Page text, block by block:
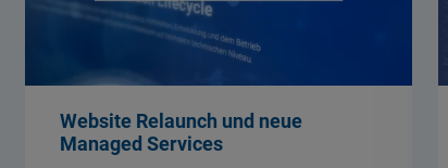
Website Relaunch und neue
Managed Services